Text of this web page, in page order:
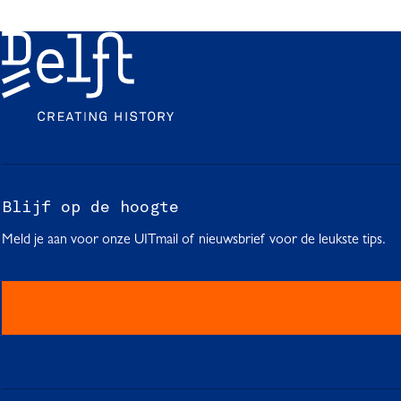
Blijf op de hoogte
Meld je aan voor onze UITmail of nieuwsbrief voor de leukste tips.